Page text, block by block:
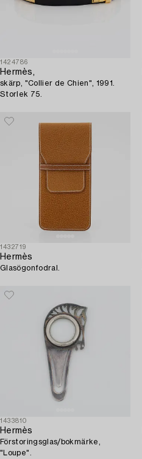
1424786
Hermès,
skärp, "Collier de Chien", 1991.
Storlek 75.
1432719
Hermès
Glasögonfodral.
1433810
Hermès
Förstoringsglas/bokmärke,
"Loupe".